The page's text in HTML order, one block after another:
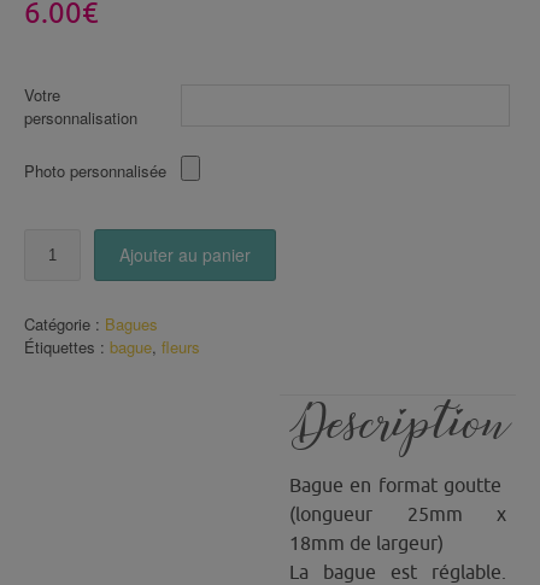
6.00€
Votre
personnalisation
Photo personnalisée
Ajouter au panier
Catégorie : Bagues
Étiquettes : bague, fleurs
Description
Bague en format goutte
(longueur 25mm x
18mm de largeur)
La bague est réglable.